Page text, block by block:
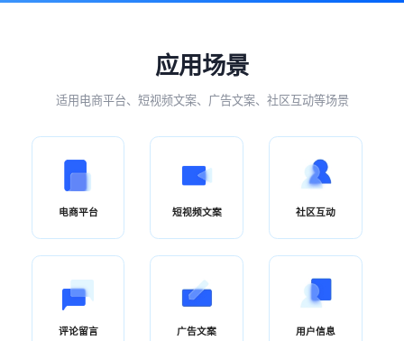
应用场景
适用电商平台、短视频文案、广告文案、社区互动等场景
电商平台 短视频文案 社区互动
评论留言 广告文案 用户信息